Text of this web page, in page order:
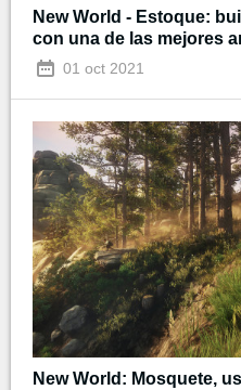
New World - Estoque:
con una de las mejores
01 oct 2021
New World: Mosquete,